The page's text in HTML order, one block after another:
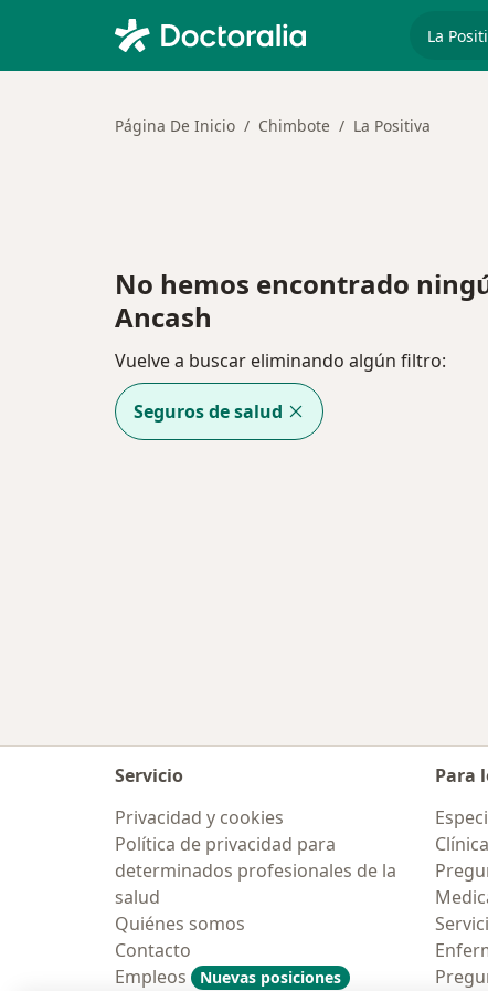
Página De Inicio Chimbote La Positiva
No hemos encontrado
Ancash
Vuelve a buscar eliminando algún filtro:
Seguros de salud
Servicio
Privacidad y cookies
Política de privacidad para
determinados profesionales de la
salud
Quiénes somos
Contacto
Empleos
Nuevas posiciones
Para